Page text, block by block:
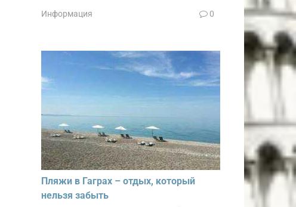
Информация 0
Пляжи в Гаграх – отдых, который
нельзя забыть